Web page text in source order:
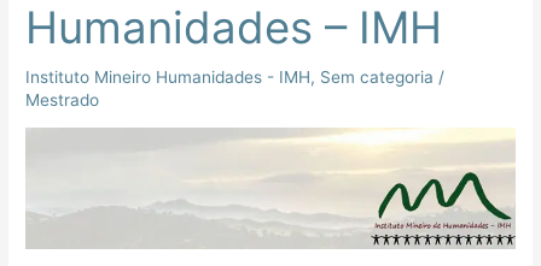
Humanidades – IMH
Instituto Mineiro Humanidades - IMH, Sem categoria /
Mestrado